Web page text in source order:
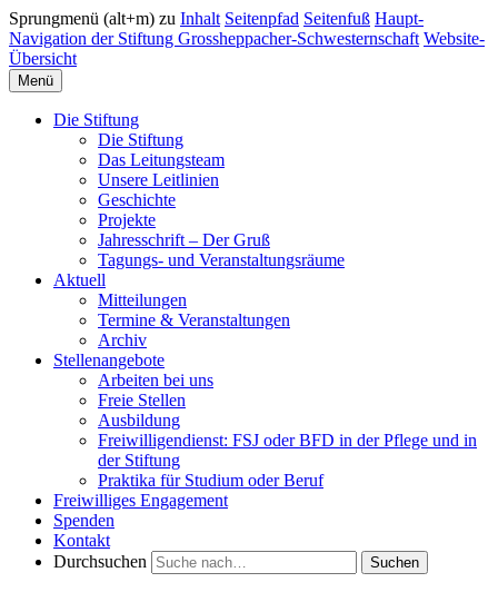
Sprungmenü (alt+m) zu Inhalt Seitenpfad Seitenfuß Haupt-
Navigation der Stiftung Grossheppacher-Schwesternschaft Website-
Übersicht
Menü
Die Stiftung
Die Stiftung
Das Leitungsteam
Unsere Leitlinien
Geschichte
Projekte
Jahresschrift – Der Gruß
Tagungs- und Veranstaltungsräume
Aktuell
Mitteilungen
Termine & Veranstaltungen
Archiv
Stellenangebote
Arbeiten bei uns
Freie Stellen
Ausbildung
Freiwilligendienst: FSJ oder BFD in der Pflege und in
der Stiftung
Praktika für Studium oder Beruf
Freiwilliges Engagement
Spenden
Kontakt
Durchsuchen
Suchen